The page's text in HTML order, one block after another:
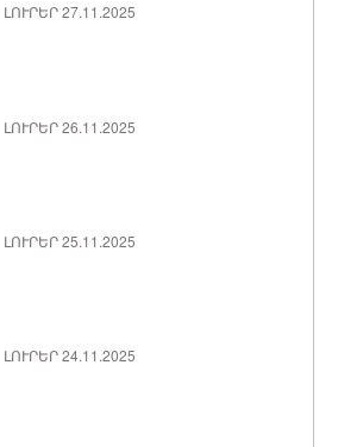
ԼՈՒՐԵՐ 27.11.2025
ԼՈՒՐԵՐ 26.11.2025
ԼՈՒՐԵՐ 25.11.2025
ԼՈՒՐԵՐ 24.11.2025